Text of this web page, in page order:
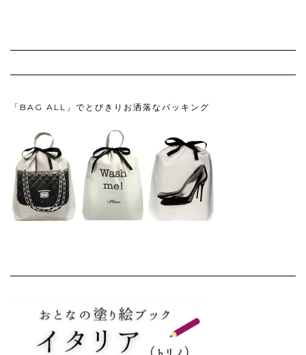
「BAG ALL」でとびきりお洒落なパッキング